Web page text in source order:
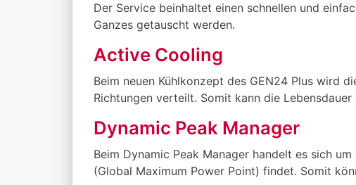
Der Service beinhaltet einen schnellen und
Ganzes getauscht werden.
Active Cooling
Beim neuen Kühlkonzept des GEN24 Plus wird
Richtungen verteilt. Somit kann die
Dynamic Peak Manager
Beim Dynamic Peak Manager handelt es sich
(Global Maximum Power Point) findet. Somit